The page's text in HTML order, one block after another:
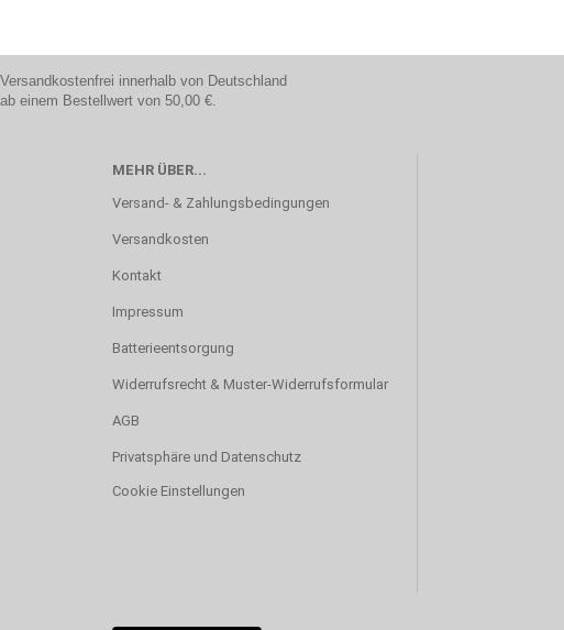
Versandkostenfrei innerhalb von Deutschland
ab einem Bestellwert von 50,00 €.
MEHR ÜBER...
Versand- & Zahlungsbedingungen
Versandkosten
Kontakt
Impressum
Batterieentsorgung
Widerrufsrecht & Muster-Widerrufsformular
AGB
Privatsphäre und Datenschutz
Cookie Einstellungen